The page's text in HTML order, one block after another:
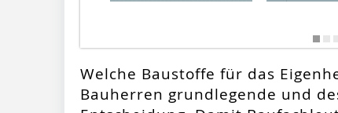
Welche Baustoffe für das
Bauherren grundlegende und